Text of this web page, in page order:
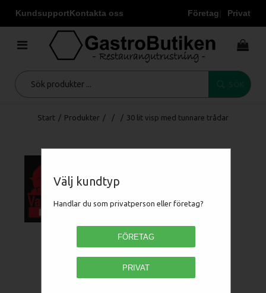
KundsupportKontakta oss Företag Privat
Välj kundtyp
Handlar du som privatperson eller företag?
FÖRETAG
PRIVAT
Start / Produkter / / / 30 lit visp med tunnare trådar